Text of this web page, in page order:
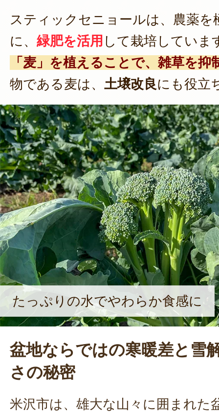
スティックセニョールは、農薬を
に、 緑肥を活用 して栽培していま
「麦」を植えることで、雑草を抑
物である麦は、 土壌改良にも役立
たっぷりの水でやわらか食感に
盆地ならではの寒暖差と雪
さの秘密
米沢市は、雄大な山々に囲まれた